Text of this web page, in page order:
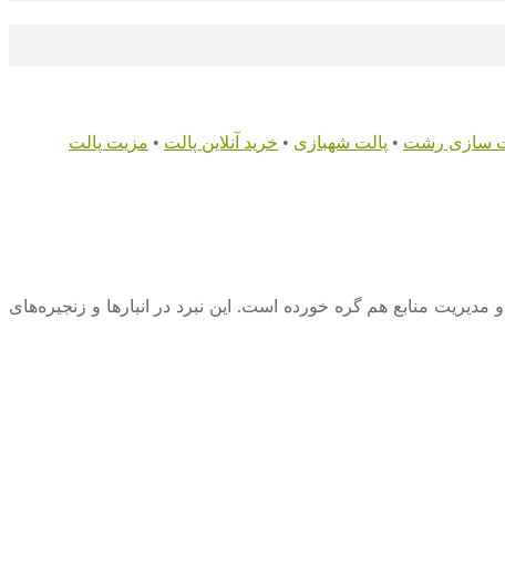
سازی رشت • پالت شهبازی • خرید آنلاین پالت • مزیت پالت
منابع هم گره خورده است. این نبرد در انبارها و زنجیره‌های